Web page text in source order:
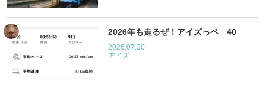
2026年も走るぜ！アイズっペ 40
2026.07.30
アイズ